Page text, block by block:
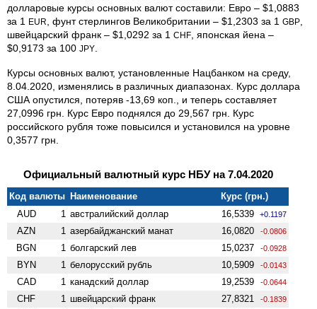
долларовые курсы основных валют составили: Евро – $1,0883
за 1 EUR , фунт стерлингов Велико­британии – $1,2303 за 1 GBP
швейцарский франк – $1,0292 за 1 CHF , японская йена –
$0,9173 за 100 JPY
Курсы основных валют, установленные Нацбанком на среду,
8.04.2020, изменялись в различных диапазонах. Курс доллара
США опустился, потеряв -13,69 коп., и теперь составляет
27,0996 грн. Курс Евро поднялся до 29,567 грн. Курс
российского рубля тоже повысился и установился на уровне
0,3577 грн.
Официальный валютный курс НБУ на 7.04.2020
Код валюты Наименование
Курс (грн.)
AUD
1 австралийский доллар 16,5339 +0.1197
AZN 1 азербайджанский манат 16,0820 -0.0806
BGN 1 болгарский лев 15,0237 -0.0928
BYN 1 белорусский рубль 10,5909 -0.0143
CAD 1 канадский доллар 19,2539 -0.0644
CHF 1 швейцарский франк 27,8321 -0.1839